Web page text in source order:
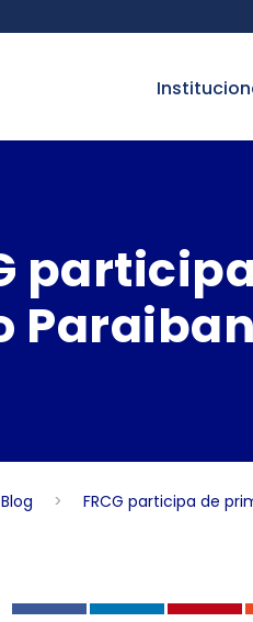
Blog > FRCG participa de